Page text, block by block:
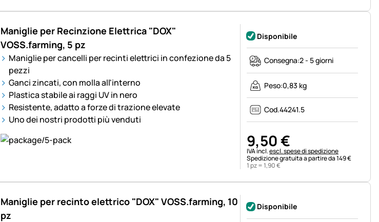
Maniglie per Recinzione Elettrica "DOX"
VOSS.farming, 5 pz
Maniglie per cancelli per recinti elettrici in confezione da 5
pezzi
Ganci zincati, con molla all'interno
Plastica stabile ai raggi UV in nero
Resistente, adatto a forze di trazione elevate
Uno dei nostri prodotti più venduti
Disponibile
Consegna:2 - 5 giorni
Peso:0,83 kg
Cod.44241.5
9,50€
Informazioni fiscali:
IVA incl.escl. spese di spedizione
Spedizione gratuita a partire da 149 €
1 pz =1,90€
Maniglie per recinto elettrico "DOX" VOSS.farming, 10
pz
Disponibile